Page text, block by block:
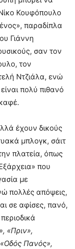
Κουφόπουλο
παραδίπλα
Γιάννη
σαν τον
τον
Ντζιάλα, ενώ
πολύ πιθανό
έχουν δικούς
μπλογκ, σάιτ
πλατεία, όπως
που
με
πολλές απόψεις,
σε αφίσες, πανό,
«Πριν»,
Πανός»,